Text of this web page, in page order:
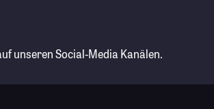
unseren Social-Media Kanälen.